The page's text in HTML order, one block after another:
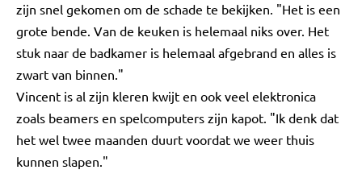
zijn snel gekomen om de schade te bekijken. "Het is een
grote bende. Van de keuken is helemaal niks over. Het
stuk naar de badkamer is helemaal afgebrand en alles is
zwart van binnen."
Vincent is al zijn kleren kwijt en ook veel elektronica
zoals beamers en spelcomputers zijn kapot. "Ik denk dat
het wel twee maanden duurt voordat we weer thuis
kunnen slapen."